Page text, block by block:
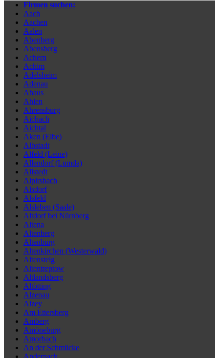
Firmen suchen:
Aach
Aachen
Aalen
Abenberg
Abensberg
Achern
Achim
Adelsheim
Adenau
Ahaus
Ahlen
Ahrensburg
Aichach
Aichtal
Aken (Elbe)
Albstadt
Alfeld (Leine)
Allendorf (Lumda)
Allstedt
Alpirsbach
Alsdorf
Alsfeld
Alsleben (Saale)
Altdorf bei Nürnberg
Altena
Altenberg
Altenburg
Altenkirchen (Westerwald)
Altensteig
Altentreptow
Altlandsberg
Altötting
Alzenau
Alzey
Am Ettersberg
Amberg
Amöneburg
Amorbach
An der Schmücke